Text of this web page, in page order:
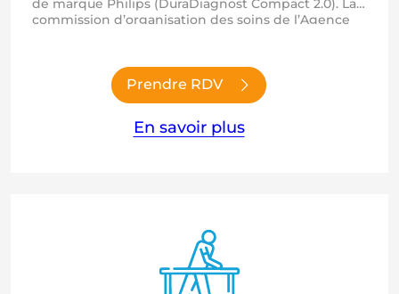
commission d’organisation des soins de l’Agence
distance des actes d’imagerie médicale, dispensés
sur les différents établissements de la direction
commune du…
Prendre RDV
En savoir plus